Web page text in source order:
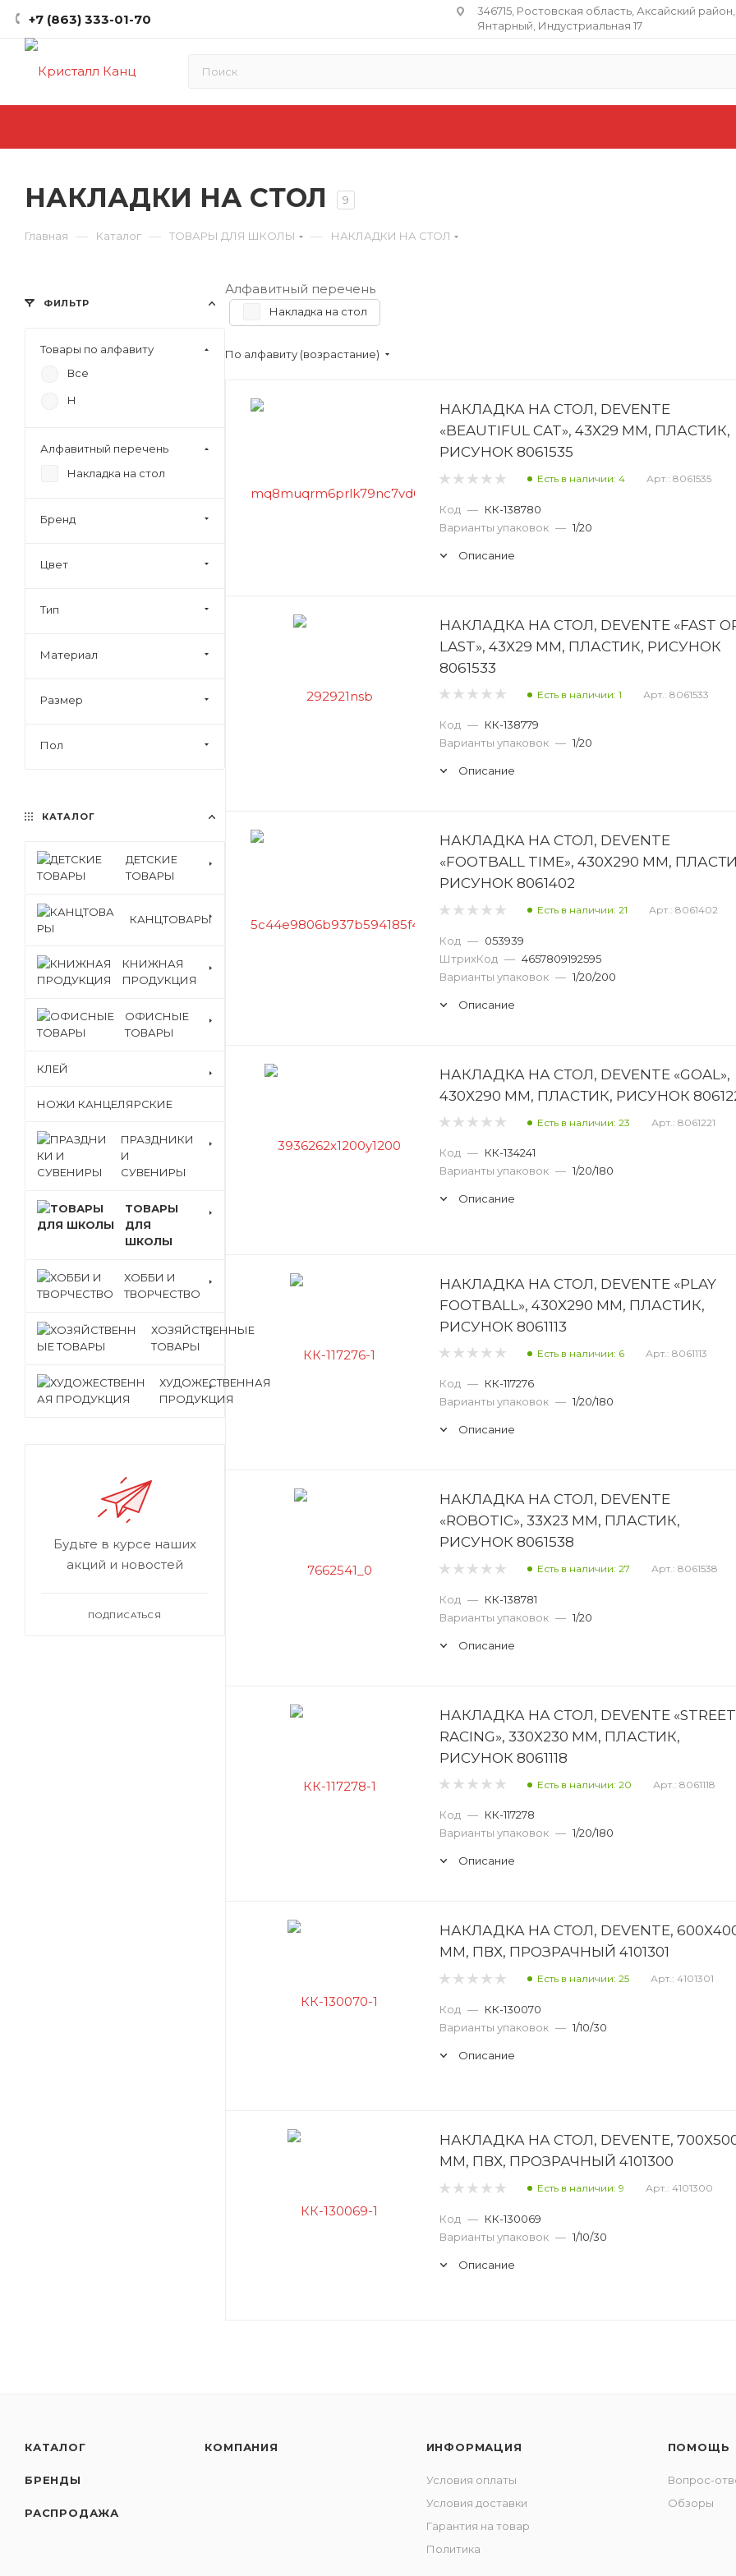
+7 (863) 333-01-70
346715, Ростовская область​, Аксайский
Янтарный, Индустриальная 17
НАКЛАДКИ НА СТОЛ 9
Главная — Каталог — ТОВАРЫ ДЛЯ ШКОЛЫ — НАКЛАДКИ НА СТОЛ
Алфавитный перечень
Накладка на стол
По алфавиту (возрастание)
НАКЛАДКА НА СТОЛ, DEVENTE
«BEAUTIFUL CAT», 43Х29 ММ, ПЛАСТИК,
РИСУНОК 8061535
Есть в наличии: 4 Арт.: 8061535
Код — КК-138780
Варианты упаковок — 1/20
Описание
НАКЛАДКА НА СТОЛ, DEVENTE «FAST
LAST», 43Х29 ММ, ПЛАСТИК, РИСУНОК
8061533
Есть в наличии: 1 Арт.: 8061533
Код — КК-138779
Варианты упаковок — 1/20
Описание
НАКЛАДКА НА СТОЛ, DEVENTE
«FOOTBALL TIME», 430Х290 ММ,
РИСУНОК 8061402
Есть в наличии: 21 Арт.: 8061402
Код — 053939
ШтрихКод — 4657809192595
Варианты упаковок — 1/20/200
Описание
НАКЛАДКА НА СТОЛ, DEVENTE «GOAL»,
430Х290 ММ, ПЛАСТИК, РИСУНОК
Есть в наличии: 23 Арт.: 8061221
Код — КК-134241
Варианты упаковок — 1/20/180
Описание
НАКЛАДКА НА СТОЛ, DEVENTE «PLAY
FOOTBALL», 430Х290 ММ, ПЛАСТИК,
РИСУНОК 8061113
Есть в наличии: 6 Арт.: 8061113
Код — КК-117276
Варианты упаковок — 1/20/180
Описание
НАКЛАДКА НА СТОЛ, DEVENTE
«ROBOTIC», 33Х23 ММ, ПЛАСТИК,
РИСУНОК 8061538
Есть в наличии: 27 Арт.: 8061538
Код — КК-138781
Варианты упаковок — 1/20
Описание
НАКЛАДКА НА СТОЛ, DEVENTE «STREET
RACING», 330Х230 ММ, ПЛАСТИК,
РИСУНОК 8061118
Есть в наличии: 20 Арт.: 8061118
Код — КК-117278
Варианты упаковок — 1/20/180
Описание
НАКЛАДКА НА СТОЛ, DEVENTE,
ММ, ПВХ, ПРОЗРАЧНЫЙ 4101301
Есть в наличии: 25 Арт.: 4101301
Код — КК-130070
Варианты упаковок — 1/10/30
Описание
НАКЛАДКА НА СТОЛ, DEVENTE,
ММ, ПВХ, ПРОЗРАЧНЫЙ 4101300
Есть в наличии: 9 Арт.: 4101300
Код — КК-130069
Варианты упаковок — 1/10/30
Описание
ФИЛЬТР
Товары по алфавиту
Все
Н
Алфавитный перечень
Накладка на стол
Бренд
Цвет
Тип
Материал
Размер
Пол
КАТАЛОГ
ДЕТСКИЕ
ТОВАРЫ
КАНЦТОВАРЫ
КНИЖНАЯ
ПРОДУКЦИЯ
ОФИСНЫЕ
ТОВАРЫ
КЛЕЙ
НОЖИ КАНЦЕЛЯРСКИЕ
ПРАЗДНИКИ
И
СУВЕНИРЫ
ТОВАРЫ
ДЛЯ
ШКОЛЫ
ХОББИ И
ТВОРЧЕСТВО
ХОЗЯЙСТВЕННЫЕ
ТОВАРЫ
ХУДОЖЕСТВЕННАЯ
ПРОДУКЦИЯ
Будьте в курсе наших
акций и новостей
ПОДПИСАТЬСЯ
КАТАЛОГ
БРЕНДЫ
РАСПРОДАЖА
КОМПАНИЯ ИНФОРМАЦИЯ
Условия оплаты
Условия доставки
Гарантия на товар
Политика
ПОМОЩЬ
Вопрос-
Обзоры